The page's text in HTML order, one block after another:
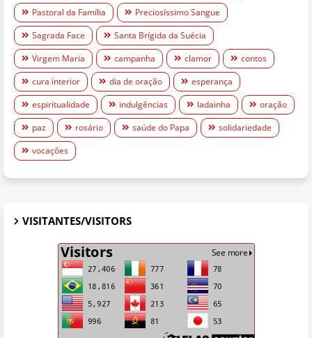
Pastoral da Família
Preciosíssimo Sangue
Sagrada Face
Santa Brígida da Suécia
Virgem Maria
campanha clamor
contos
cura interior
dia de oração
esperança
espiritualidade
indulgências ladainha
oração
paz
rosário saúde do Papa
solidariedade
vocações
VISITANTES/VISITORS